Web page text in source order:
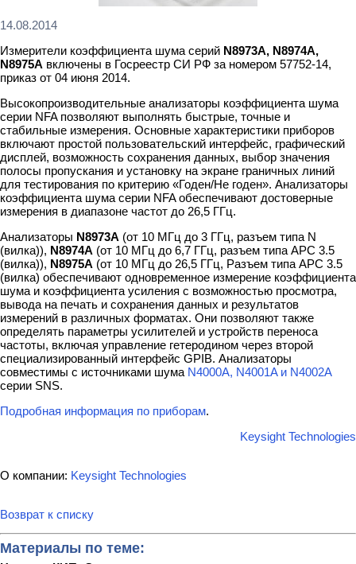
14.08.2014
Измерители коэффициента шума серий N8973A, N8974A,
N8975A включены в Госреестр СИ РФ за номером 57752-14,
приказ от 04 июня 2014.
Высокопроизводительные анализаторы коэффициента шума
серии NFA позволяют выполнять быстрые, точные и
стабильные измерения. Основные характеристики приборов
включают простой пользовательский интерфейс, графический
дисплей, возможность сохранения данных, выбор значения
полосы пропускания и установку на экране граничных линий
для тестирования по критерию «Годен/Не годен». Анализаторы
коэффициента шума серии NFA обеспечивают достоверные
измерения в диапазоне частот до 26,5 ГГц.
Анализаторы N8973A (от 10 МГц до 3 ГГц, разъем типа N
(вилка)), N8974A (от 10 МГц до 6,7 ГГц, разъем типа APC 3.5
(вилка)), N8975A (от 10 МГц до 26,5 ГГц, Разъем типа APC 3.5
(вилка) обеспечивают одновременное измерение коэффициента
шума и коэффициента усиления с возможностью просмотра,
вывода на печать и сохранения данных и результатов
измерений в различных форматах. Они позволяют также
определять параметры усилителей и устройств переноса
частоты, включая управление гетеродином через второй
специализированный интерфейс GPIB. Анализаторы
совместимы с источниками шума N4000A, N4001A и N4002A
серии SNS.
Подробная информация по приборам.
Keysight Technologies
О компании: Keysight Technologies
Возврат к списку
Материалы по теме: